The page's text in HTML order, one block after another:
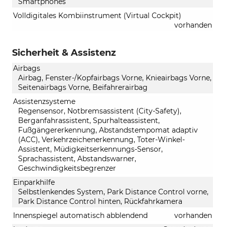
Volldigitales Kombiinstrument (Virtual Cockpit)
vorhanden
Sicherheit & Assistenz
Airbags
Airbag, Fenster-/Kopfairbags Vorne, Knieairbags Vorne,
Seitenairbags Vorne, Beifahrerairbag
Assistenzsysteme
Regensensor, Notbremsassistent (City-Safety),
Berganfahrassistent, Spurhalteassistent,
Fußgängererkennung, Abstandstempomat adaptiv
(ACC), Verkehrzeichenerkennung, Toter-Winkel-
Assistent, Müdigkeitserkennungs-Sensor,
Sprachassistent, Abstandswarner,
Geschwindigkeitsbegrenzer
Einparkhilfe
Selbstlenkendes System, Park Distance Control vorne,
Park Distance Control hinten, Rückfahrkamera
Innenspiegel automatisch abblendend
vorhanden